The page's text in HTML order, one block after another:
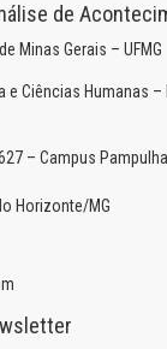
de
Minas Gerais – UFMG
e Ciências Humanas –
– Campus Pampulha
Horizonte/MG